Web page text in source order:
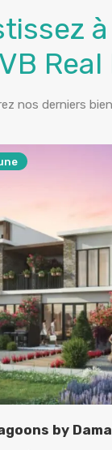
nos derniers
12
Projet